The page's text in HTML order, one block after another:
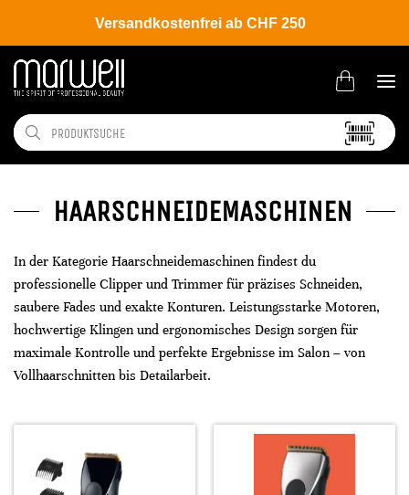
Versandkostenfrei ab CHF 250
HAARSCHNEIDEMASCHINEN
In der Kategorie Haarschneidemaschinen findest du
professionelle Clipper und Trimmer für präzises Schneiden,
saubere Fades und exakte Konturen. Leistungsstarke Motoren,
hochwertige Klingen und ergonomisches Design sorgen für
maximale Kontrolle und perfekte Ergebnisse im Salon – von
Vollhaarschnitten bis Detailarbeit.